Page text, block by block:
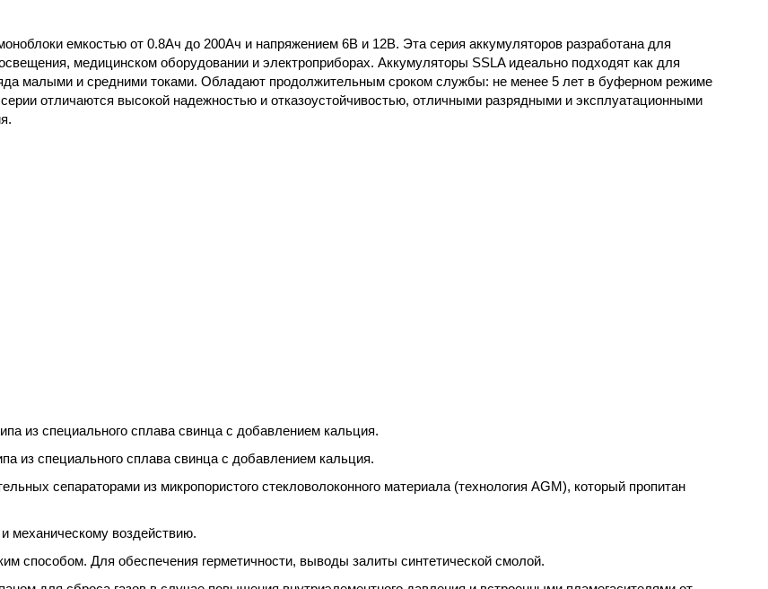
емкостью от 0.8Ач до 200Ач и напряжением 6В и 12В. Эта серия аккумуляторов разработана для
медицинском оборудовании и электроприборах. Аккумуляторы SSLA идеально подходят как для
малыми и средними токами. Обладают продолжительным сроком службы: не менее 5 лет в буферном режиме
отличаются высокой надежностью и отказоустойчивостью, отличными разрядными и эксплуатационными
из специального сплава свинца с добавлением кальция.
из специального сплава свинца с добавлением кальция.
сепараторами из микропористого стекловолоконного материала (технология AGM), который пропитан
механическому воздействию.
способом. Для обеспечения герметичности, выводы залиты синтетической смолой.